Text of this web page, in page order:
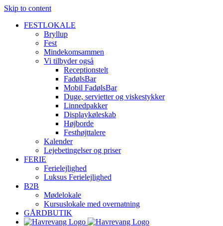
Skip to content
FESTLOKALE
Bryllup
Fest
Mindekomsammen
Vi tilbyder også
Receptionstelt
FadølsBar
Mobil FadølsBar
Duge, servietter og viskestykker
Linnedpakker
Displaykøleskab
Højborde
Festhøjttalere
Kalender
Lejebetingelser og priser
FERIE
Ferielejlighed
Luksus Ferielejlighed
B2B
Mødelokale
Kursuslokale med overnatning
GÅRDBUTIK